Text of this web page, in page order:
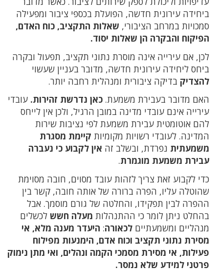
ביחידה עירונית חדשה, הפועלת בכספי ציבור ומפעילה
סמכויות במרחב הציבורי, שאלות התקציב, כוח האדם,
הפיקוח והבקרה הן שאלות יסוד.
לכן, אם עירייה אינה מוסרת נתוני תקציב, תפעול ובקרה
ביחס ליחידה עירונית חדשה, מדובר בעניין שעשוי
להצדיק בדיקה ציבורית ומנהלית רחבה יותר.
האם מדובר בעבירת משמעת. כאן נדרשת זהירות. עובדי
עירייה אינם עובדי מדינה במובן הרגיל, ולכן אין לייחס
להם אוטומטית עבירת משמעת לפי נציבות שירות
המדינה. לעובדי רשויות מקומיות קיימת מסגרת
משמעתית נפרדת, ובשלב זה אין לקבוע כי נעברה
עבירת משמעת מוגמרת.
כדי לקבוע זאת צריך לזהות עובד מסוים, חובה מסוימת
שהוטלה עליו, הפרה ברורה של אותה חובה, קשר בין
ההפרה לבין תפקידו, והחלטה של גורם מוסמך. אבל
בהחלט ניתן לומר כי ההתנהלות מעלה חשש לכשלים
מנהליים ומשמעתיים לכאורה: היעדר מענה מלא, אי
מסירת נתוני תקציב וכוח אדם, הימנעות מפילוח
פעילות, אי מסירת מסמכי הקמה ונהלים, ואי מתן נימוק
פרטני למידע שלא נמסר.